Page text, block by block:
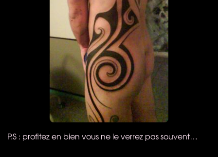
P.S : profitez en bien vous ne le verrez pas souvent…